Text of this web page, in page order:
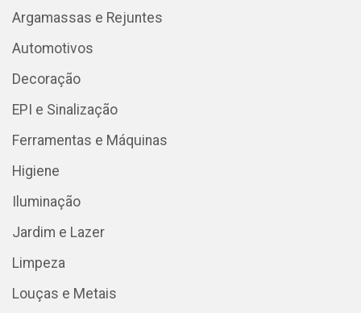
Argamassas e Rejuntes
Automotivos
Decoração
EPI e Sinalização
Ferramentas e Máquinas
Higiene
Iluminação
Jardim e Lazer
Limpeza
Louças e Metais